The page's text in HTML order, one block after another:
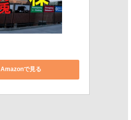
Amazonで見る